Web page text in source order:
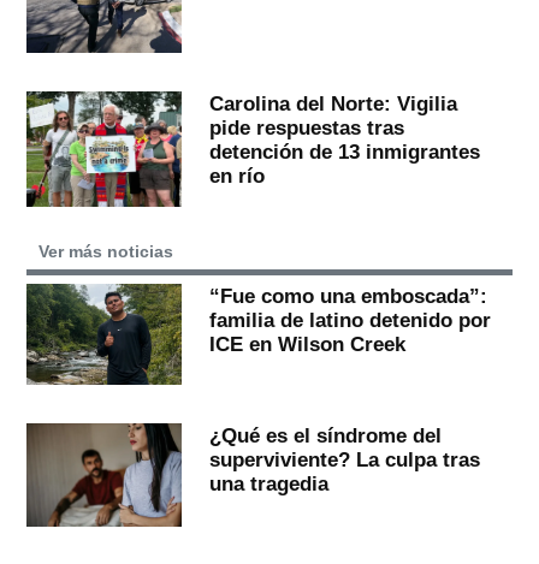
Carolina del Norte: Vigilia
pide respuestas tras
detención de 13 inmigrantes
en río
Ver más noticias
“Fue como una emboscada”:
familia de latino detenido por
ICE en Wilson Creek
¿Qué es el síndrome del
superviviente? La culpa tras
una tragedia